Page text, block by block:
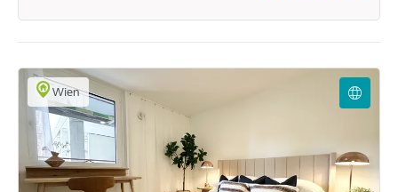
Wien